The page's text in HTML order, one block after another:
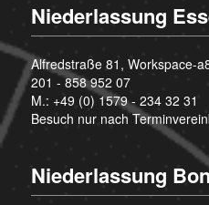
Niederlassung
Alfredstraße 81, Workspace-
201 - 858 952 07
M.: +49 (0) 1579 - 234 32 31
Besuch nur nach
Niederlassung